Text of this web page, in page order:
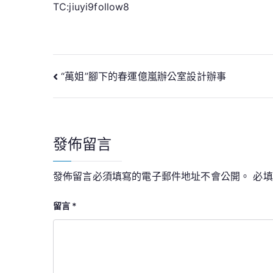
TC:jiuyi9follow8
文
章
覽
“萬姐”腳下的春運億嵐辦公室設計辦事
發佈留言
發佈留言必須填寫的電子郵件地址不會公開。 必
留言 *